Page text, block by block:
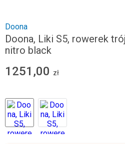
Doona
Doona, Liki S5, rowerek
nitro black
1251,00 zł